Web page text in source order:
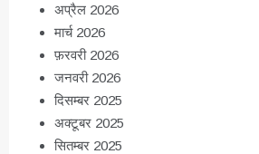
अप्रैल 2026
मार्च 2026
फ़रवरी 2026
जनवरी 2026
दिसम्बर 2025
अक्टूबर 2025
सितम्बर 2025